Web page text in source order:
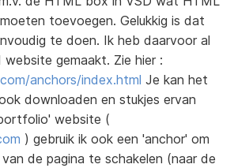
toevoegen. Gelukkig is dat
te doen. Ik heb daarvoor al
gemaakt. Zie hier :
anchors/index.html Je kan het
downloaden en stukjes ervan
website (
) gebruik ik ook een 'anchor' om
de pagina te schakelen (naar de